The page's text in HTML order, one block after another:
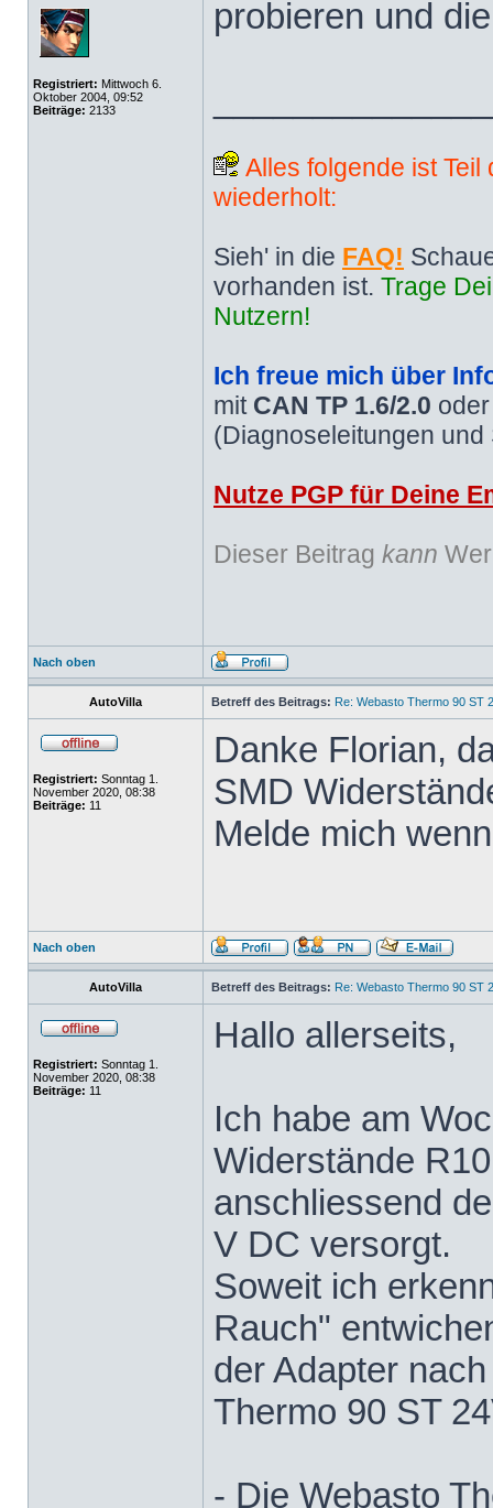
Registriert: Mittwoch 6.
Oktober 2004, 09:52
Beiträge: 2133
probieren und
Alles folgende ist
wiederholt:
Sieh' in die FAQ!
vorhanden ist. Trage
Nutzern!
Ich freue mich über
mit CAN TP 1.6/2.0
(Diagnoseleitungen
Nutze PGP für Deine
Dieser Beitrag kann
Nach oben
AutoVilla Betreff des Beitrags: Re: Webasto Thermo 90 ST
Registriert: Sonntag 1.
November 2020, 08:38
Beiträge: 11
Danke Florian,
SMD
Melde mich
Nach oben
AutoVilla Betreff des Beitrags: Re: Webasto Thermo 90 ST
Registriert: Sonntag 1.
November 2020, 08:38
Beiträge: 11
Hallo allerseits,
Ich habe am
Widerstände
anschliessend
V DC versorgt.
Soweit ich
Rauch"
der Adapter
Thermo 90 ST
- Die Webasto